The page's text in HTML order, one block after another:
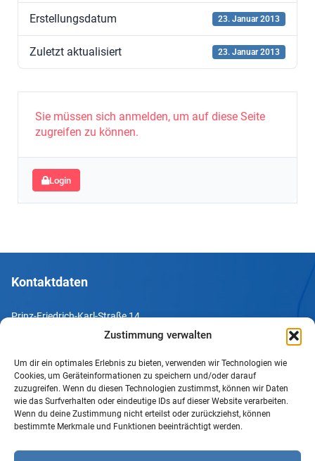
Zustimmung verwalten
Um dir ein optimales Erlebnis zu bieten, verwenden wir Technologien wie
Cookies, um Geräteinformationen zu speichern und/oder darauf
zuzugreifen. Wenn du diesen Technologien zustimmst, können wir Daten
wie das Surfverhalten oder eindeutige IDs auf dieser Website verarbeiten.
Wenn du deine Zustimmung nicht erteilst oder zurückziehst, können
bestimmte Merkmale und Funktionen beeinträchtigt werden.
Erstellungsdatum 23. Januar 2013
Zuletzt aktualisiert 23. Januar 2013
Sie müssen sich anmelden, um auf diese Seite
zugreifen zu können.
Login
Kontaktdaten
Prinz-Friedrich-Karl-Straße 14
Tel. +49 231 952052-10
Fax +49 231 952052-60
e-Mail info@uv-do.de
Internet www.uv-do.de